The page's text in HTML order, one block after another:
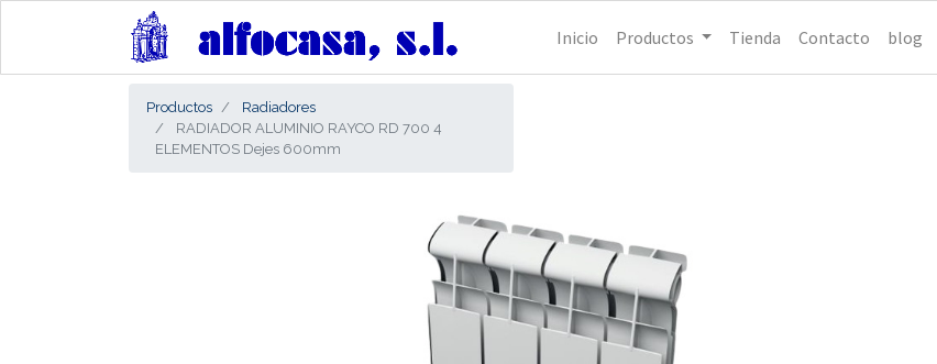
Inicio Productos Tienda Contacto blog
Productos
Radiadores
RADIADOR ALUMINIO RAYCO RD 700 4
ELEMENTOS Dejes 600mm